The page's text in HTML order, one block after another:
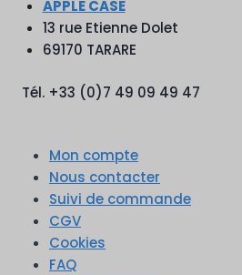
APPLE CASE
13 rue Etienne Dolet
69170 TARARE
Tél. +33 (0)7 49 09 49 47
Mon compte
Nous contacter
Suivi de commande
CGV
Cookies
FAQ